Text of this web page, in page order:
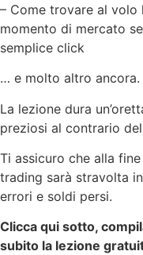
– Come trovare al
momento di mercato
semplice click
… e molto altro ancora.
La lezione dura
preziosi al contrario
Ti assicuro che alla
trading sarà stravolta
errori e soldi persi.
Clicca qui sotto,
subito la lezione